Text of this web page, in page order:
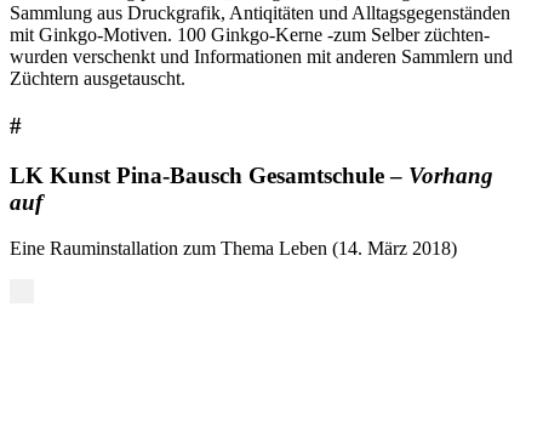
Sammlung aus Druckgrafik, Antiqitäten und Alltagsgegenständen
mit Ginkgo-Motiven. 100 Ginkgo-Kerne -zum Selber züchten-
wurden verschenkt und Informationen mit anderen Sammlern und
Züchtern ausgetauscht.
#
LK Kunst Pina-Bausch Gesamtschule – Vorhang
auf
Eine Rauminstallation zum Thema Leben (14. März 2018)